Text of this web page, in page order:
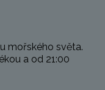
mořského světa.
a od 21:00